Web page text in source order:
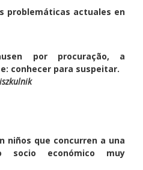
problemáticas actuales en
por procuração, a
conhecer para suspeitar.
niños que concurren a una
socio económico muy